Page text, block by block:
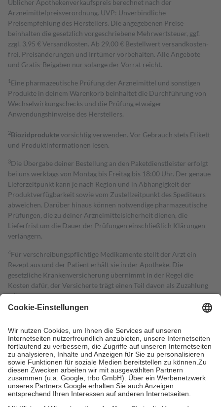
Üblicher Apothekenverkaufspreis berechnet nach der
Arzneimittelpreisverordnung. UVP: Unverbindliche
Preisempfehlung des Herstellers. Die angegebenen Preise
beinhalten die gesetzlich vorgeschriebene Mehrwertsteuer, ggf.
zzgl. 3,95 € Versandkosten. Ab 29,00 € Bestell­wert versand­kosten­
frei. Preisänderungen und Irrtümer vorbehalten. Alle Angebote
und Gratis-Beigaben nur solange der Vorrat reicht.
1 Eine pharmazeutische Prüfung der Arzneimittel und sonstigen
Produkte in deinem Warenkorb beinhaltet die Durchführung von
Wechselwirkungschecks und die Prüfung etwaiger
Anwendungshinweise des Herstellers.
2Biozidproduktevorsichtig verwenden. Vor Gebrauch stets Etikett
und Produktinformationen lesen.
3Die Übergabe deiner Bestellung an den Paketdienstleister erfolgt
bei uns werktags von Montag bis Freitag bis 18:00 Uhr. Der genaue
Lieferzeitpunkt kann je nach Region und in Abhängigkeit der
Produktverfügbarkeit sowie vom Zustellzeitpunkt des Spediteurs
abweichen. Darüber hinaus können notwendige pharmazeutische
Prüfungen, die zu deiner Arzneimittelsicherheit dienen, die
Lieferfrist um die Dauer der Prüfungen einschließlich Klärungen
verlängern.
4Für verschreibungspflichtige Medikamente stellt der Arzt ein
Rezept aus und der Patient erhält sie in der Apotheke. Die
gesetzliche Krankenversicherung übernimmt in der Regel die
Kosten dafür, der Versicherte trägt einen Teil davon als Zuzahlung
mit.
Grundsätzlich leisten Mitglieder Zuzahlungen in Höhe von zehn
höchstens zehn Euro.
Es sind jedoch nie mehr als die tatsächlichen
Kosten der Leistung zu entrichten.
Diese Regeln gelten grundsätzlich auch für Online-Apotheken.
Bei Heilmitteln und häuslicher Krankenpflege beträgt die
Zuzahlung zehn Prozent der Kosten sowie zehn Euro je
Verordnung.
Um das Engagement der Versicherten für ihre eigene Gesundheit zu
stärken und die besondere Stellung der Familie zu unterstützen,